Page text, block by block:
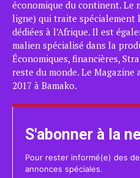
économique du continent. Le
ligne) qui traite spécialement
dédiées à l’Afrique. Il est
malien spécialisé dans la
Économiques, financières,
reste du monde. Le Magazine
2017 à Bamako.
S'abonner à la
Pour rester informé(e) des
annonces spéciales.